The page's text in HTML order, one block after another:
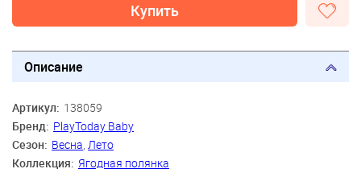
Купить
Описание
Артикул: 138059
Бренд: PlayToday Baby
Сезон: Весна, Лето
Коллекция: Ягодная полянка